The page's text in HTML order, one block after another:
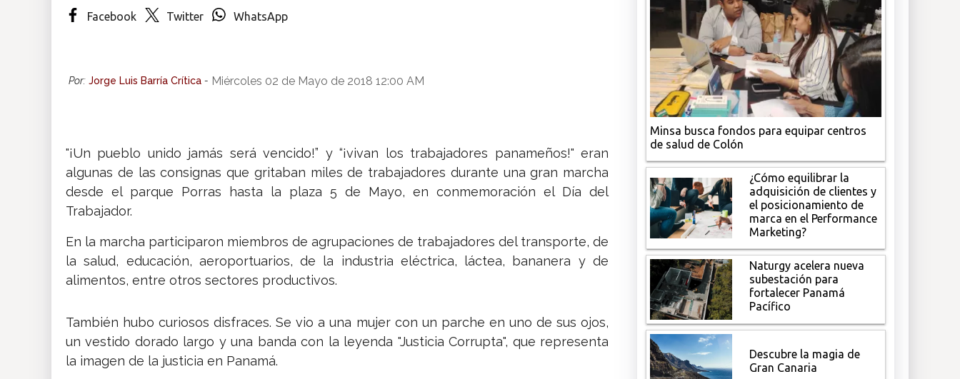
Multimedia
Facebook Twitter WhatsApp
Por: Jorge Luis Barría Crítica - Miércoles 02 de Mayo de 2018 12:00 AM
"¡Un pueblo unido jamás será vencido!” y “¡vivan los trabajadores panameños!" eran
algunas de las consignas que gritaban miles de trabajadores durante una gran marcha
desde el parque Porras hasta la plaza 5 de Mayo, en conmemoración el Día del
Trabajador.
En la marcha participaron miembros de agrupaciones de trabajadores del transporte, de
la salud, educación, aeroportuarios, de la industria eléctrica, láctea, bananera y de
alimentos, entre otros sectores productivos.
También hubo curiosos disfraces. Se vio a una mujer con un parche en uno de sus ojos,
un vestido dorado largo y una banda con la leyenda "Justicia Corrupta", que representa
la imagen de la justicia en Panamá.
Minsa busca fondos para equipar centros
de salud de Colón
¿Cómo equilibrar la
adquisición de clientes y
el posicionamiento de
marca en el Performance
Marketing?
Naturgy acelera nueva
subestación para
fortalecer Panamá
Pacífico
Descubre la magia de
Gran Canaria